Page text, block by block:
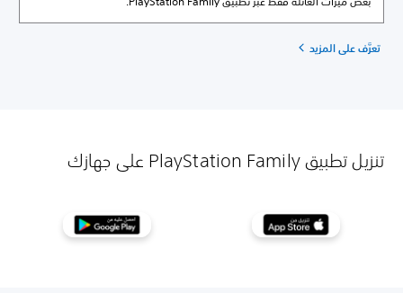
تعرَّف على المزيد
تنزيل تطبيق PlayStation Family على جهازك